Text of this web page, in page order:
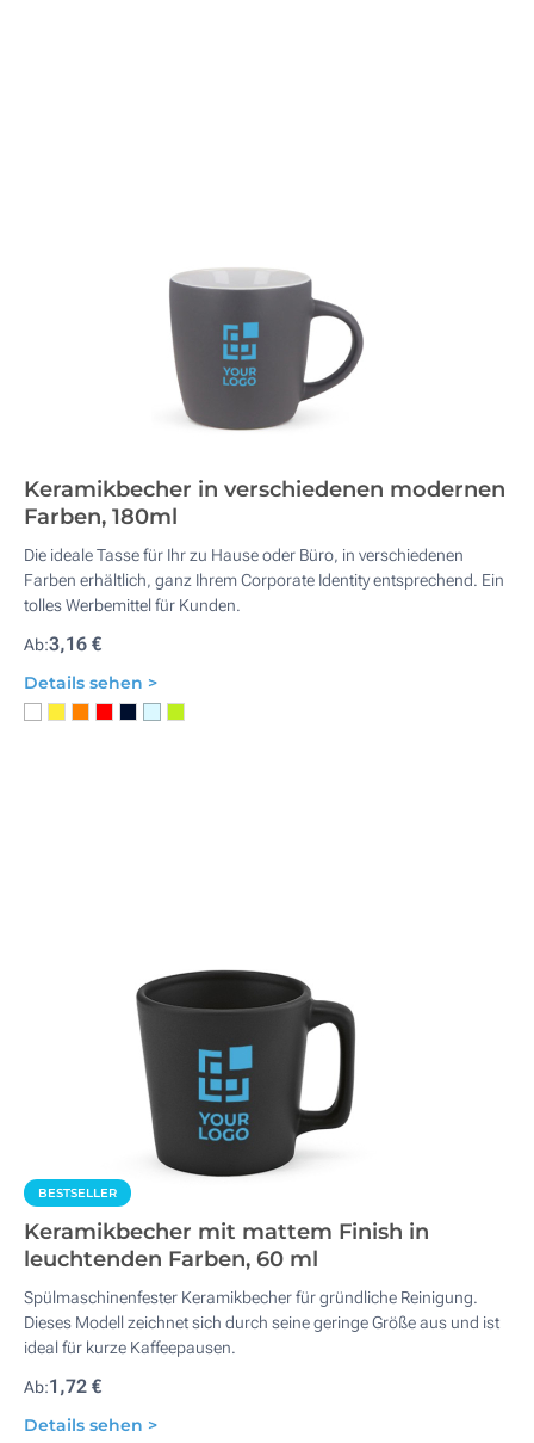
Keramikbecher in verschiedenen modernen
Farben, 180ml
Die ideale Tasse für Ihr zu Hause oder Büro, in verschiedenen
Farben erhältlich, ganz Ihrem Corporate Identity entsprechend. Ein
tolles Werbemittel für Kunden.
Ab:3,16 €
Details sehen >
BESTSELLER
Keramikbecher mit mattem Finish in
leuchtenden Farben, 60 ml
Spülmaschinenfester Keramikbecher für gründliche Reinigung.
Dieses Modell zeichnet sich durch seine geringe Größe aus und ist
ideal für kurze Kaffeepausen.
Ab:1,72 €
Details sehen >